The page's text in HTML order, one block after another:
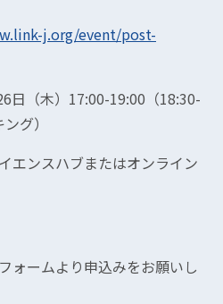
j.org/event/post-
日（木）17:00-19:00（18:30-
グ）
エンスハブまたはオンライン
ォームより申込みをお願いし